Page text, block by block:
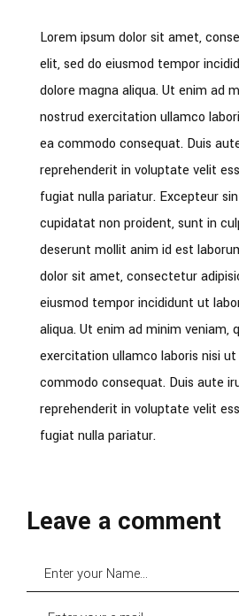
Lorem ipsum dolor sit amet,
elit, sed do eiusmod tempor
dolore magna aliqua. Ut enim ad
nostrud exercitation ullamco
ea commodo consequat. Duis
reprehenderit in voluptate velit
fugiat nulla pariatur. Excepteur
cupidatat non proident, sunt in
deserunt mollit anim id est
dolor sit amet, consectetur
eiusmod tempor incididunt ut
aliqua. Ut enim ad minim veniam,
exercitation ullamco laboris nisi ut
commodo consequat. Duis aute
reprehenderit in voluptate velit
fugiat nulla pariatur.
Leave a comment